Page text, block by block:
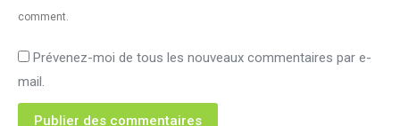
comment.
Prévenez-moi de tous les nouveaux commentaires par e-
mail.
Publier des commentaires